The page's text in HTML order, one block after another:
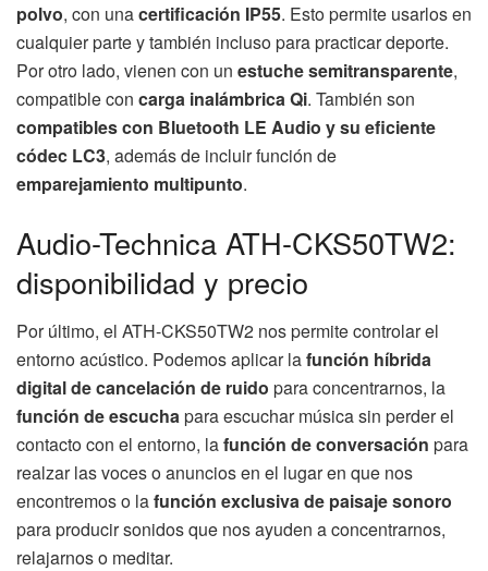
polvo, con unacertificación IP55. Esto permite usarlos en
cualquier parte y también incluso para practicar deporte.
Por otro lado, vienen con un estuche semitransparente,
compatible con carga inalámbrica Qi. También son
compatibles con Bluetooth LE Audio y su eficiente
códec LC3, además de incluir función de
emparejamiento multipunto.
Audio-Technica ATH-CKS50TW2:
disponibilidad y precio
Por último, el ATH-CKS50TW2 nos permite controlar el
entorno acústico. Podemos aplicar lafunción híbrida
digital de cancelación de ruido para concentrarnos, la
función de escucha para escuchar música sin perder el
contacto con el entorno, lafunción de conversación para
realzar las voces o anuncios en el lugar en que nos
encontremos o lafunción exclusiva de paisaje sonoro
para producir sonidos que nos ayuden a concentrarnos,
relajarnos o meditar.